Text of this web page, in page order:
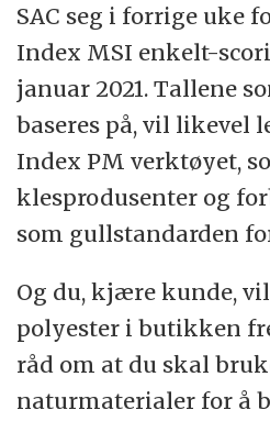
SAC seg i forrige uke
Index MSI enkelt-
januar 2021. Tallene
baseres på, vil likevel
Index PM verktøyet,
klesprodusenter og
som gullstandarden
Og du, kjære kunde,
polyester i butikken
råd om at du skal
naturmaterialer for å